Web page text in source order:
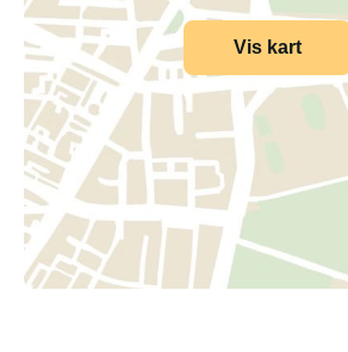
Vis kart